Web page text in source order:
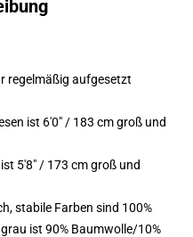
regelmäßig aufgesetzt
ist 6'0" / 183 cm groß und
5'8" / 173 cm groß und
stabile Farben sind 100%
ist 90% Baumwolle/10%